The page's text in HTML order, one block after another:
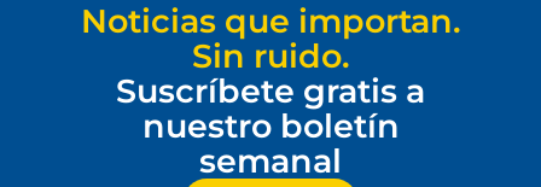
Noticias que importan.
Sin ruido.
Suscríbete gratis a
nuestro boletín
semanal